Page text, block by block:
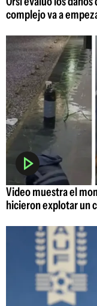
complejo va a
Video muestra el
hicieron explotar un